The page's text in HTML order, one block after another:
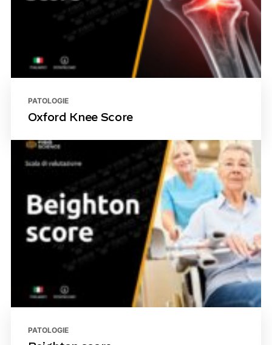
PATOLOGIE
Oxford Knee Score
PATOLOGIE